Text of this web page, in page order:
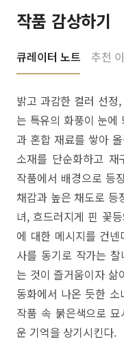
작품 감상하기
큐레이터 노트 추천
밝고 과감한 컬러 선정
는 특유의 화풍이 눈에
과 혼합 재료를 쌓아
소재를 단순화하고 재
작품에서 배경으로 등
채감과 높은 채도로 등
녀, 흐드러지게 핀 꽃
에 대한 메시지를 건
사를 동기로 작가는
는 것이 즐거움이자 삶
동화에서 나온 듯한
작품 속 붉은색으로
운 기억을 상기시킨다.